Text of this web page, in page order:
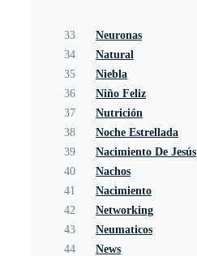
33
Neuronas
34
Natural
35
Niebla
36
Niño Feliz
37
Nutrición
38
Noche Estrellada
39
Nacimiento De Jesús
40
Nachos
41
Nacimiento
42
Networking
43
Neumaticos
44
News